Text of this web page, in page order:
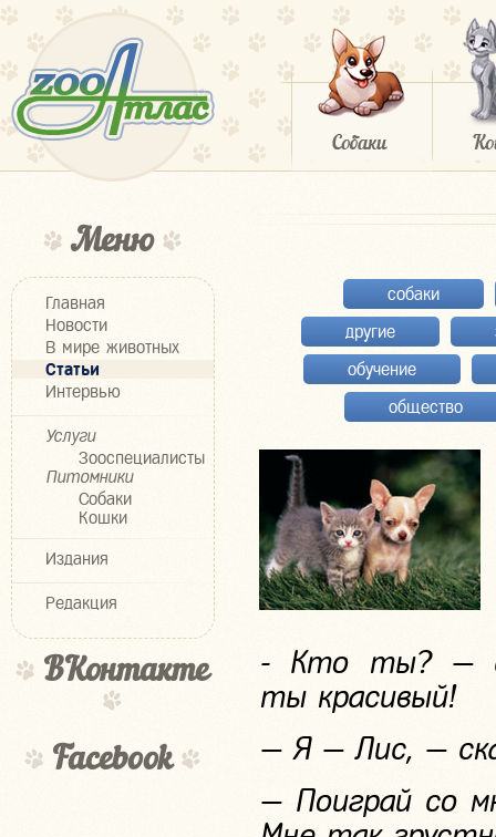
Меню
Главная
Новости
В мире животных
Статьи
Интервью
Услуги
Зооспециалисты
Питомники
Собаки
Кошки
Издания
Редакция
ВКонтакте
Facebook
собаки
другие
обучение
общество
- Кто ты? —
ты красивый!
— Я — Лис, —
— Поиграй со